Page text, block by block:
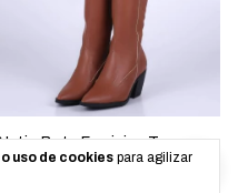
uso de cookies para agilizar
- Bota Feminina Texana
Longo Bico Fino Salto